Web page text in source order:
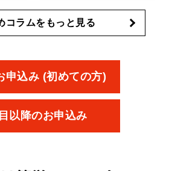
コラムをもっと見る
申込み (初めての方)
以降のお申込み